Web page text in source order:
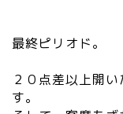
最終ピリオド。
２０点差以上開
す。